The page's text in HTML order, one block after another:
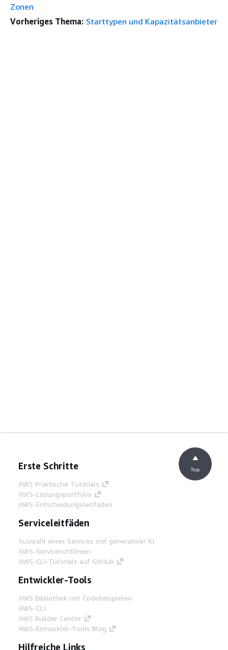
Zonen
Vorheriges Thema: Starttypen und Kapazitätsanbieter
Erste Schritte
AWS Praktische Tutorials
AWS-Lösungsportfolio
AWS-Entscheidungsleitfäden
Serviceleitfäden
Auswahl eines Services mit generativer KI
AWS-Servicerichtlinien
AWS-CLI-Tutorials auf GitHub
Entwickler-Tools
AWS Bibliothek mit Codebeispielen
AWS-CLI
AWS Builder Center
AWS-Entwickler-Tools Blog
Hilfreiche Links
Top